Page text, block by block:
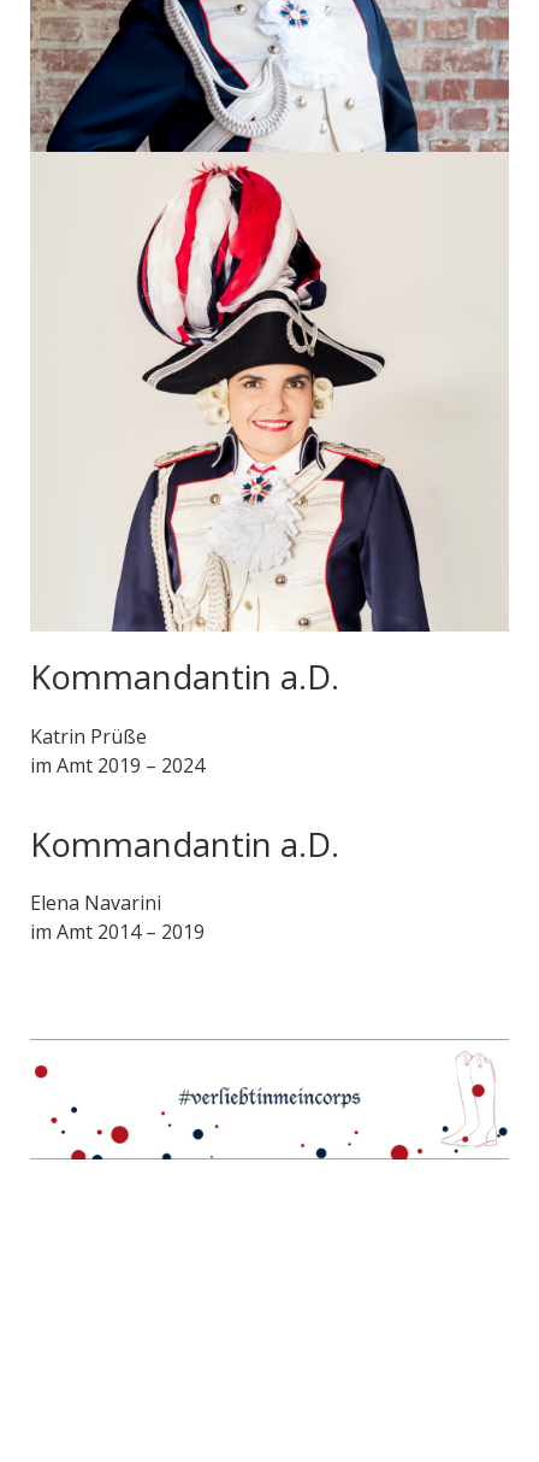
Kommandantin a.D.
Katrin Prüße
im Amt 2019 – 2024
Kommandantin a.D.
Elena Navarini
im Amt 2014 – 2019
Corps